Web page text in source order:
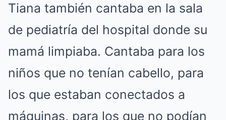
Tiana también cantaba en la sala
de pediatría del hospital donde su
mamá limpiaba. Cantaba para los
niños que no tenían cabello, para
los que estaban conectados a
máquinas, para los que no podían